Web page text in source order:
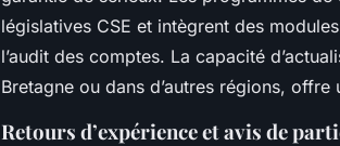
législatives CSE et intègrent des
l’audit des comptes. La capacité
Bretagne ou dans d’autres régions,
Retours d’expérience et avis de